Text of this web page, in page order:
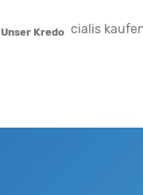
Unser Kredo cialis